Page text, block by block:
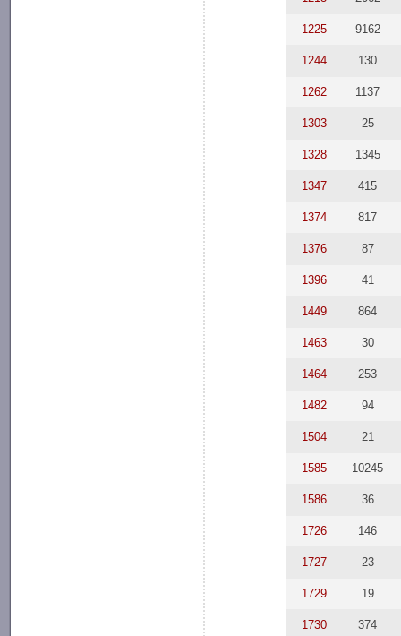
1225 9162
1244 130
1262 1137
1303 25
1328 1345
1347 415
1374 817
1376 87
1396 41
1449 864
1463 30
1464 253
1482 94
1504 21
1585 10245
1586 36
1726 146
1727 23
1729 19
1730 374